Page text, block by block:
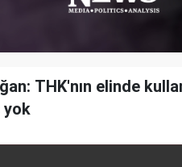
THK'nın elinde
yok